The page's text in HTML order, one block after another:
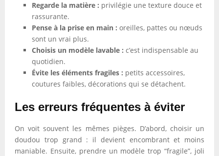
Regarde la matière : privilégie une texture douce et
rassurante.
Pense à la prise en main : oreilles, pattes ou nœuds
sont un vrai plus.
Choisis un modèle lavable : c’est indispensable au
quotidien.
Évite les éléments fragiles : petits accessoires,
coutures faibles, décorations qui se détachent.
Les erreurs fréquentes à éviter
On voit souvent les mêmes pièges. D’abord, choisir un
doudou trop grand : il devient encombrant et moins
maniable. Ensuite, prendre un modèle trop “fragile”, joli